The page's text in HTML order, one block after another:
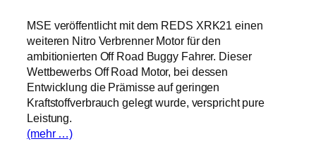
MSE veröffentlicht mit dem REDS XRK21 einen
weiteren Nitro Verbrenner Motor für den
ambitionierten Off Road Buggy Fahrer. Dieser
Wettbewerbs Off Road Motor, bei dessen
Entwicklung die Prämisse auf geringen
Kraftstoffverbrauch gelegt wurde, verspricht pure
Leistung.
(mehr …)